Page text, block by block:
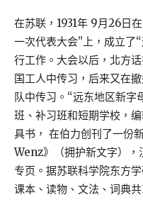
在苏联，1931年 9月26日
一次代表大会”上，成立了
行工作。大会以后，北方
国工人中传习，后来又在
队中传习。“远东地区新字
班、补习班和短期学校，
具书， 在伯力创刊了一份
Wenz》（拥护新文字），
专页。据苏联科学院东方
课本、读物、文法、词典共